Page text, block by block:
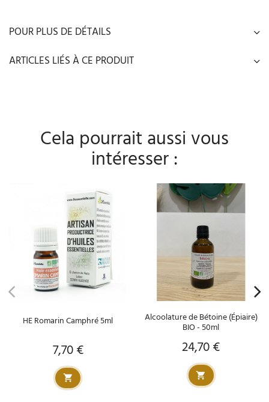
POUR PLUS DE DÉTAILS
ARTICLES LIÉS À CE PRODUIT
Cela pourrait aussi vous
intéresser :
HE Romarin Camphré 5ml
Prix
7,70 €
Alcoolature de Bétoine (Épiaire)
BIO - 50ml
Prix
24,70 €